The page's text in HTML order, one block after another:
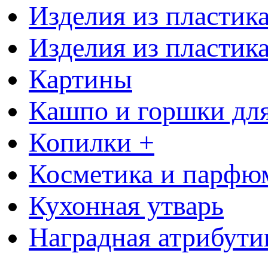
Изделия из
Изделия из
Картины
Кашпо и горшки
Копилки +
Косметика и
Кухонная утварь
Наградная